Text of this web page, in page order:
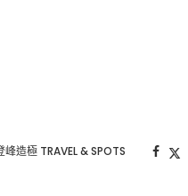
峰造極 TRAVEL & SPOTS